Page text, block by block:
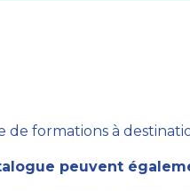
formations à
peuvent